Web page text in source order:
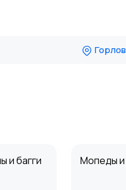
и багги Мопеды и